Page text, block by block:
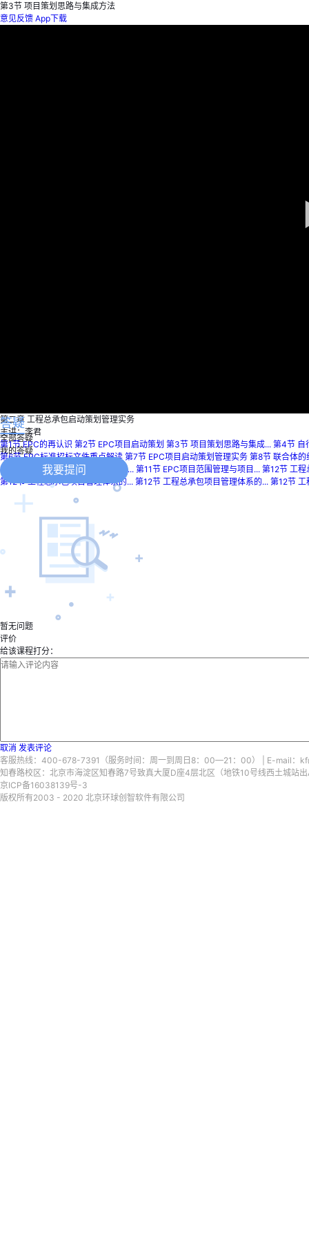
第3节 项目策划思路与集成方法
意见反馈 App下载
第二章 工程总承包启动策划管理实务
主讲：李君
第1节 EPC的再认识 第2节 EPC项目启动策划 第3节 项目策划思路与集成... 第4节 自
第6节 EPC标准招标文件重点解读 第7节 EPC项目启动策划管理实务 第8节 联合体
第10节 《建设项目工程总承包管理... 第11节 EPC项目范围管理与项目... 第12节 工
第12节 工程总承包项目管理体系的... 第12节 工程总承包项目管理体系的... 第12节
答疑
全部答疑
我的答疑
我要提问
暂无问题
评价
给该课程打分：
取消 发表评论
客服热线：400-678-7391（服务时间：周一到周日8：00—21：00） | E-mail：
知春路校区：北京市海淀区知春路7号致真大厦D座4层北区（地铁10号线西土城站
京ICP备16038139号-3
版权所有2003 - 2020 北京环球创智软件有限公司